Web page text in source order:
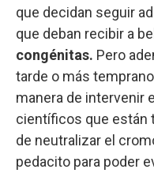
que decidan seguir
que deban recibir a
congénitas. Pero
tarde o más
manera de intervenir
científicos que están
de neutralizar el
pedacito para poder